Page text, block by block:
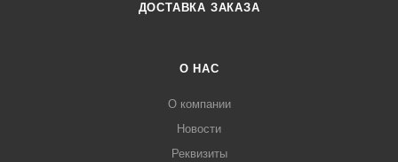
ДОСТАВКА ЗАКАЗА
О НАС
О компании
Новости
Реквизиты